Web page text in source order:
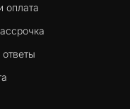
оплата